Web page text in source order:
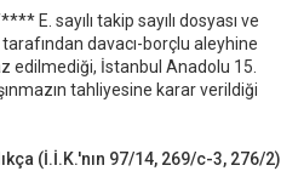
E. sayılı takip sayılı dosyası ve
davacı-borçlu aleyhine
edilmediği, İstanbul Anadolu 15.
tahliyesine karar verildiği
(İ.İ.K.'nın 97/14, 269/c-3, 276/2)